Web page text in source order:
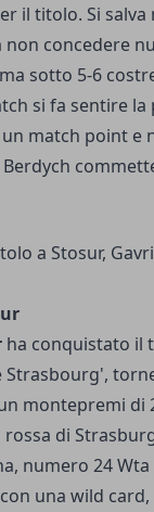
il titolo. Si salva
concedere
sotto 5-6
si fa sentire la
match point e
a Stosur,
ha conquistato il
montepremi di
di
numero 24 Wta
una wild